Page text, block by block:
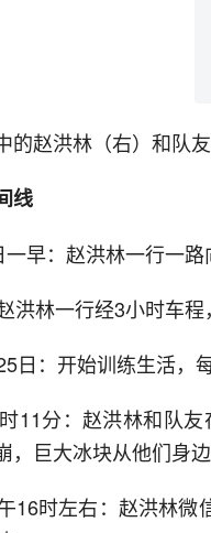
的赵洪林（右）和队
线
一早：赵洪林一行一
洪林一行经3小时车
日：开始训练生活，
11分：赵洪林和队
，巨大冰块从他们身
16时左右：赵洪林微